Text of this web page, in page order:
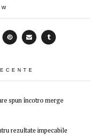
spun încotro merge
rezultate impecabile